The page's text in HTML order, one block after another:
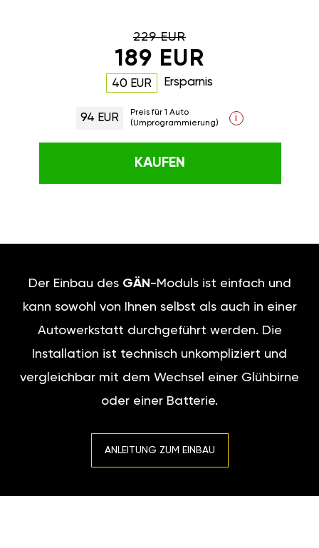
229 EUR
189 EUR
40 EUR Ersparnis
94 EUR
Preis für 1 Auto
(Umprogrammierung)
i
KAUFEN
Der Einbau des GÄN -Moduls ist einfach und
kann sowohl von Ihnen selbst als auch in einer
Autowerkstatt durchgeführt werden. Die
Installation ist technisch unkompliziert und
vergleichbar mit dem Wechsel einer Glühbirne
oder einer Batterie.
ANLEITUNG ZUM EINBAU